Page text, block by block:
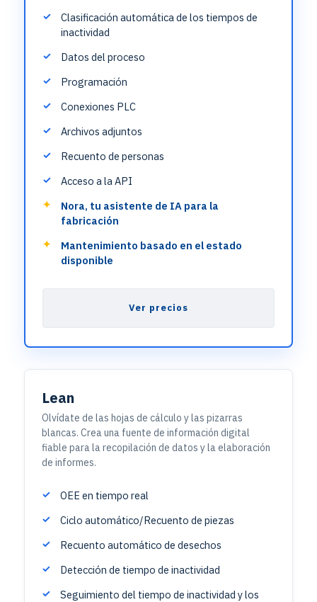
Lean
Olvídate de las hojas de cálculo y las pizarras
blancas. Crea una fuente de información digital
fiable para la recopilación de datos y la elaboración
de informes.
OEE en tiempo real
Ciclo automático/Recuento de piezas
Recuento automático de desechos
Detección de tiempo de inactividad
Seguimiento del tiempo de inactividad y los
Clasificación automática de los tiempos de
inactividad
Datos del proceso
Programación
Conexiones PLC
Archivos adjuntos
Recuento de personas
Acceso a la API
Nora, tu asistente de IA para la
fabricación
Mantenimiento basado en el estado
disponible
Ver precios